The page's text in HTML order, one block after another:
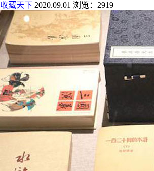
收藏天下 2020.09.01 浏览：2919